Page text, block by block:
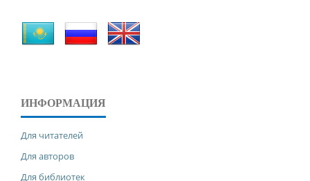
ИНФОРМАЦИЯ
Для читателей
Для авторов
Для библиотек